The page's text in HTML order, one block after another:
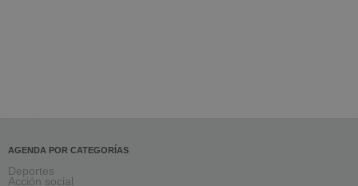
AGENDA POR CATEGORÍAS
Deportes
Acción social